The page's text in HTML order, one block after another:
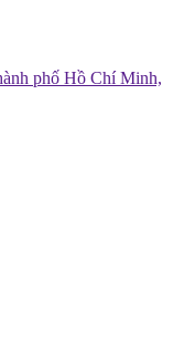
phố Hồ Chí Minh,